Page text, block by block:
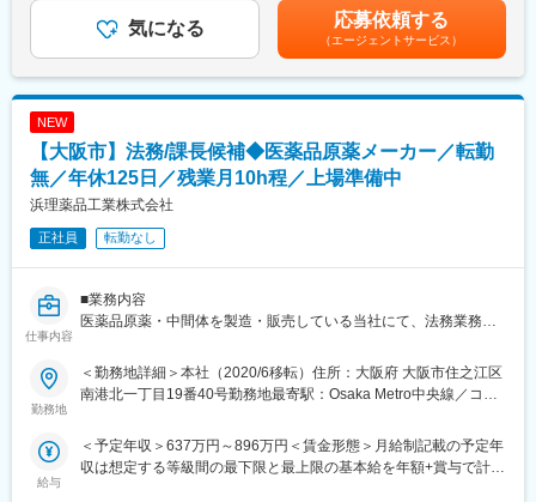
※年間を通して、数ヶ月間の海外勤務あり
■当社の魅力：
◇風通しの良さ
社内にはアナログ・Web両方の意見箱があり、年次や役職に関係
率化から働きやすさ向上まで、社員の声が実際の制度や運営改善
につながっています。
「まずやってみる」を大切にしており、若手でも新しい業務や改
善プロジェクトに挑戦できるため、日々の仕事を通じて着実にス
キルアップできる環境です。
◇社長との1on1
定期的に社長との個別面談を実施しており、業務課題だけでな
く、将来のキャリアや身につけたいスキル、挑戦したい業務につ
いて直接相談できます。
◇成長を続ける企業
当社グループ売上高は約470億円、従業員数は約1,450名規模へ成
2025年には最大規模となる神戸工場フロンティアが稼働開始。成
長フェーズの企業だからこそ、経験や年齢に関係なく実力次第で
を含む）＜昇給有無＞有＜残業手当＞有＜給与補足＞※経験・スキ
ルを考慮した上で決定いたします。■昇給：年1回■賞与：決算賞
与のみ※決算賞与は個人と会社の業績により変動あり賃金はあくま
でも目安の金額であり、選考を通じて上下する可能性がありま
す。月給(月額)は固定手当を含めた表記です。
気になる 応募依頼する
（エージェントサービス）
NEW
【大阪市】法務/課長候補◆医薬品原薬メーカー／転勤
無／年休125日／残業月10h程／上場準備中
浜理薬品工業株式会社
正社員 転勤なし
仕事内容
■業務内容
医薬品原薬・中間体を製造・販売している当社にて、法務業務を
つ、法務/知財のマネジメント業務も徐々に担っていただく予定で
す。将来的にはコーポレート・コミュニケーション室の課長とし
て、部署全体の業務把握や調整、進捗管理、部下の育成や人事評
す。
勤務地
＜勤務地詳細＞本社（2020/6移転）住所：大阪府 大阪市住之江区
南港北一丁目19番40号勤務地最寄駅：Osaka Metro中央線／コス
める事業所
給与
＜予定年収＞637万円～896万円＜賃金形態＞月給制記載の予定年
収は想定する等級間の最下限と最上限の基本給を年額+賞与で計